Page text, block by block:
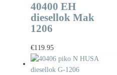
40400 EH
diesellok Mak
1206
€119.95